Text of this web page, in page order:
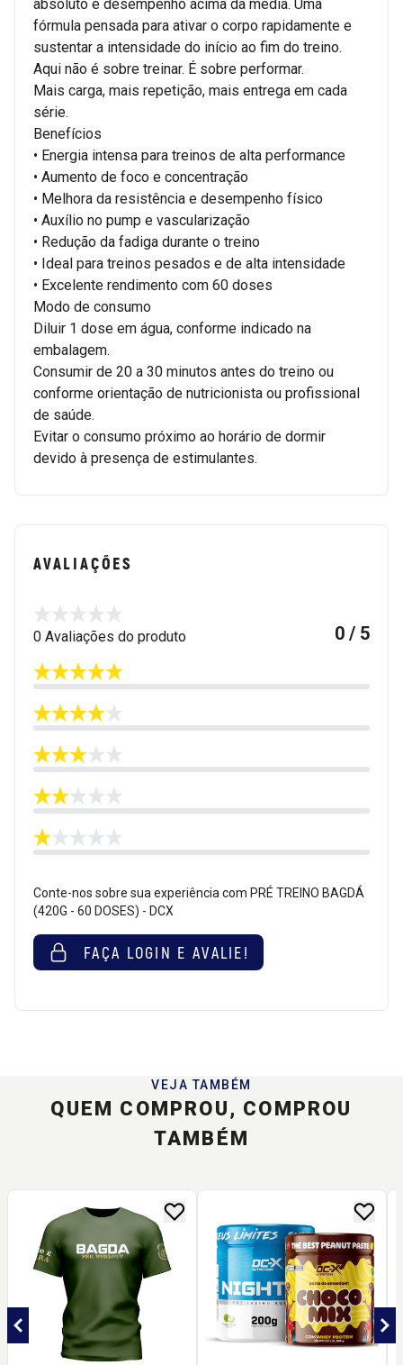
absoluto e desempenho acima da média. Uma
fórmula pensada para ativar o corpo rapidamente e
sustentar a intensidade do início ao fim do treino.
Aqui não é sobre treinar. É sobre performar.
Mais carga, mais repetição, mais entrega em cada
série.
Benefícios
• Energia intensa para treinos de alta performance
• Aumento de foco e concentração
• Melhora da resistência e desempenho físico
• Auxílio no pump e vascularização
• Redução da fadiga durante o treino
• Ideal para treinos pesados e de alta intensidade
• Excelente rendimento com 60 doses
Modo de consumo
Diluir 1 dose em água, conforme indicado na
embalagem.
Consumir de 20 a 30 minutos antes do treino ou
conforme orientação de nutricionista ou profissional
de saúde.
Evitar o consumo próximo ao horário de dormir
devido à presença de estimulantes.
AVALIAÇÕES
0 Avaliações do produto 0 / 5
Conte-nos sobre sua experiência com PRÉ TREINO BAGDÁ
(420G - 60 DOSES) - DCX
FAÇA LOGIN E AVALIE!
VEJA TAMBÉM
QUEM COMPROU, COMPROU
TAMBÉM